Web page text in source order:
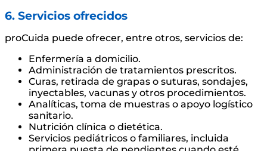
6. Servicios ofrecidos
proCuida puede ofrecer, entre otros, servicios de:
Enfermería a domicilio.
Administración de tratamientos prescritos.
Curas, retirada de grapas o suturas, sondajes,
inyectables, vacunas y otros procedimientos.
Analíticas, toma de muestras o apoyo logístico
sanitario.
Nutrición clínica o dietética.
Servicios pediátricos o familiares, incluida